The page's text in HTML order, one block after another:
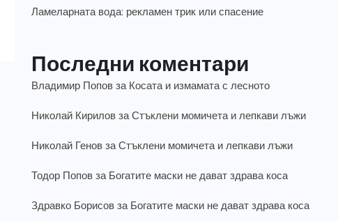
Ламеларната вода: рекламен трик или спасение
Последни коментари
Владимир Попов за Косата и измамата с лесното
Николай Кирилов заСтъклени момичета и лепкави лъжи
Николай Генов заСтъклени момичета и лепкави лъжи
Тодор Попов за Богатите маски не дават здрава коса
Здравко Борисов за Богатите маски не дават здрава коса